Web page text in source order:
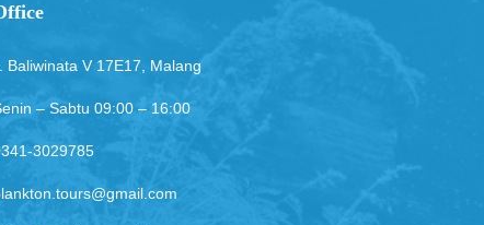
Baliwinata V 17E17, Malang
– Sabtu 09:00 – 16:00
3029785